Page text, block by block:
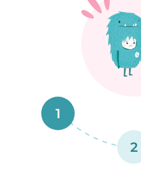
1
2